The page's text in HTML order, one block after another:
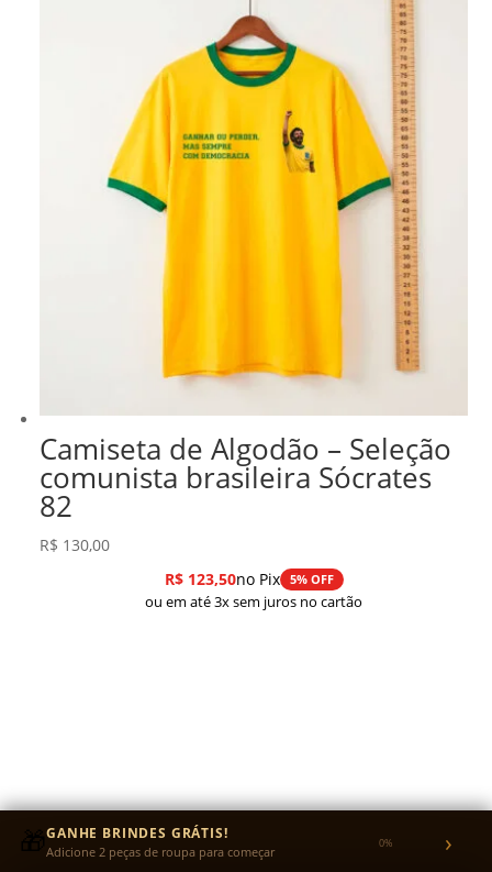
Camiseta de Algodão – Seleção
comunista brasileira Sócrates
82
R$ 130,00
R$123,50no Pix 5% OFF
ou em até 3x sem juros no cartão
🎁GANHE BRINDES GRÁTIS!
Adicione 2 peças de roupa para começar 0% ›